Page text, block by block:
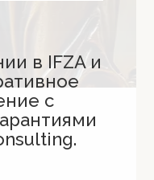
в IFZA и
с